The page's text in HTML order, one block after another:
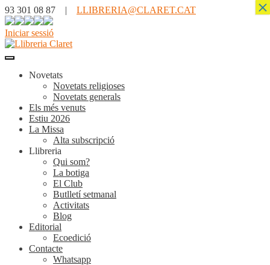
93 301 08 87 | LLIBRERIA@CLARET.CAT
Iniciar sessió
Novetats
Novetats religioses
Novetats generals
Els més venuts
Estiu 2026
La Missa
Alta subscripció
Llibreria
Qui som?
La botiga
El Club
Butlletí setmanal
Activitats
Blog
Editorial
Ecoedició
Contacte
Whatsapp
×